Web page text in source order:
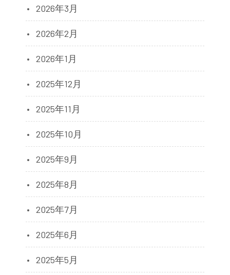
2026年3月
2026年2月
2026年1月
2025年12月
2025年11月
2025年10月
2025年9月
2025年8月
2025年7月
2025年6月
2025年5月